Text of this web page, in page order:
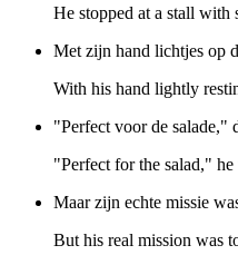
He stopped at a stall with
Met zijn hand lichtjes op
With his hand lightly
"Perfect voor de salade,"
"Perfect for the salad," he
Maar zijn echte missie
But his real mission was